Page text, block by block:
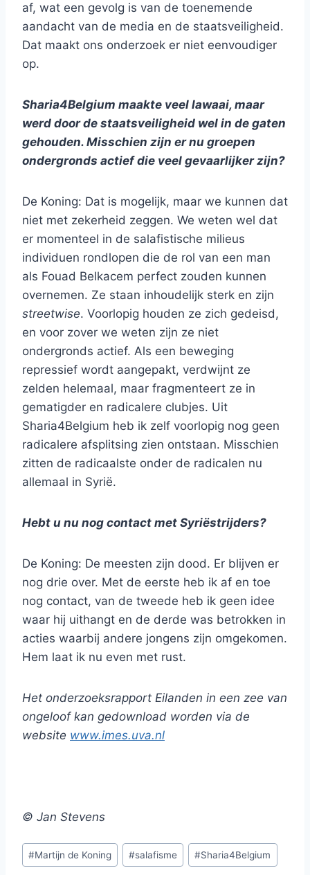
af, wat een gevolg is van de toenemende
aandacht van de media en de staatsveiligheid.
Dat maakt ons onderzoek er niet eenvoudiger
op.
Sharia4Belgium maakte veel lawaai, maar
werd door de staatsveiligheid wel in de gaten
gehouden. Misschien zijn er nu groepen
ondergronds actief die veel gevaarlijker zijn?
De Koning: Dat is mogelijk, maar we kunnen dat
niet met zekerheid zeggen. We weten wel dat
er momenteel in de salafistische milieus
individuen rondlopen die de rol van een man
als Fouad Belkacem perfect zouden kunnen
overnemen. Ze staan inhoudelijk sterk en zijn
streetwise. Voorlopig houden ze zich gedeisd,
en voor zover we weten zijn ze niet
ondergronds actief. Als een beweging
repressief wordt aangepakt, verdwijnt ze
zelden helemaal, maar fragmenteert ze in
gematigder en radicalere clubjes. Uit
Sharia4Belgium heb ik zelf voorlopig nog geen
radicalere afsplitsing zien ontstaan. Misschien
zitten de radicaalste onder de radicalen nu
allemaal in Syrië.
Hebt u nu nog contact met Syriëstrijders?
De Koning: De meesten zijn dood. Er blijven er
nog drie over. Met de eerste heb ik af en toe
nog contact, van de tweede heb ik geen idee
waar hij uithangt en de derde was betrokken in
acties waarbij andere jongens zijn omgekomen.
Hem laat ik nu even met rust.
Het onderzoeksrapport Eilanden in een zee van
ongeloof kan gedownload worden via de
website www.imes.uva.nl
© Jan Stevens
Bericht
tags:
#Martijn de Koning #salafisme #Sharia4Belgium